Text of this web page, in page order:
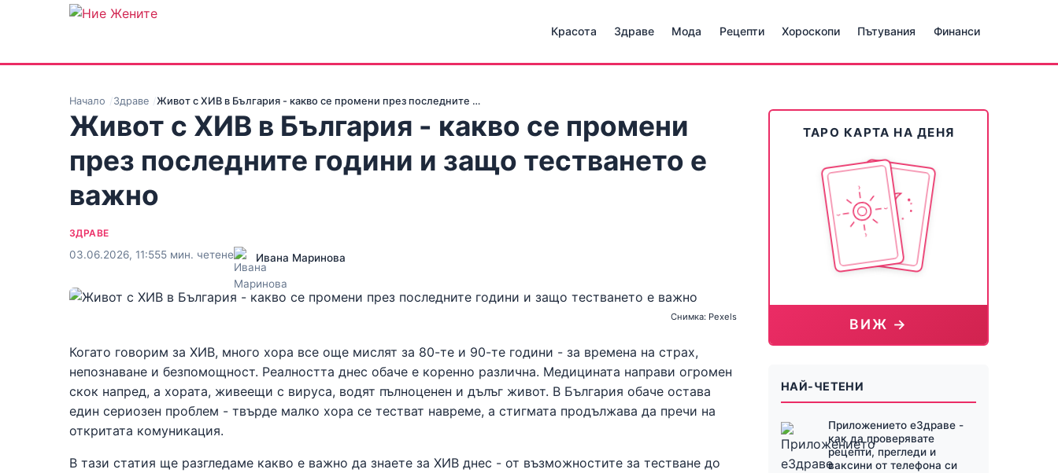
Красота Здраве Мода Рецепти Хороскопи Пътувания Финанси
Начало Здраве Живот с ХИВ в България - какво се промени през последните …
Живот с ХИВ в България - какво се промени
през последните години и защо тестването е
важно
ЗДРАВЕ
03.06.2026, 11:555 мин. четене Ивана Маринова
Снимка: Pexels
Когато говорим за ХИВ, много хора все още мислят за 80-те и 90-те години - за времена на страх,
непознаване и безпомощност. Реалността днес обаче е коренно различна. Медицината направи огромен
скок напред, а хората, живеещи с вируса, водят пълноценен и дълъг живот. В България обаче остава
един сериозен проблем - твърде малко хора се тестват навреме, а стигмата продължава да пречи на
откритата комуникация.
В тази статия ще разгледаме какво е важно да знаете за ХИВ днес - от възможностите за тестване до
ТАРО КАРТА НА ДЕНЯ
ВИЖ →
НАЙ-ЧЕТЕНИ
Приложението еЗдраве -
как да проверявате
рецепти, прегледи и
ваксини от телефона си